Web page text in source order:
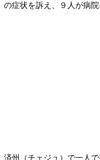
の症状を訴え、９人が病院
済州（チェジュ）で一人